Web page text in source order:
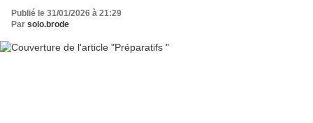
Publié le 31/01/2026 à 21:29
Par solo.brode